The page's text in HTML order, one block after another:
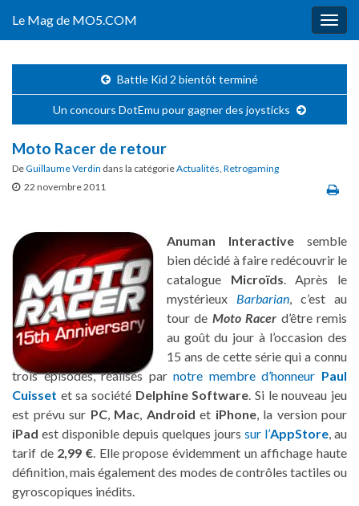
Le Mag de MO5.COM
Battle Kid 2 bientôt terminé
Un concours DotEmu pour gagner des joysticks
Moto Racer de retour
DeGuillaume Verdin dans la catégorieActualités, Retrogaming
22 novembre 2011
Anuman Interactive semble
bien décidé à faire redécouvrir le
catalogue Microïds. Après le
mystérieux Barbarian, c’est au
tour de Moto Racer d’être remis
au goût du jour à l’occasion des
15 ans de cette série qui a connu
trois épisodes, réalisés parnotre membre d’honneur Paul
Cuisset et sa société Delphine Software. Si le nouveau jeu
est prévu sur PC, Mac, Android et iPhone, la version pour
iPad est disponible depuis quelques jours sur l’AppStore, au
tarif de 2,99 €. Elle propose évidemment un affichage haute
définition, mais également des modes de contrôles tactiles ou
gyroscopiques inédits.